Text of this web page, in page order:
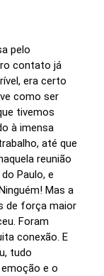
pelo
contato já
era certo
como ser
tivemos
à imensa
até que
reunião
Paulo, e
Mas a
de força maior
Foram
conexão. E
tudo
e o